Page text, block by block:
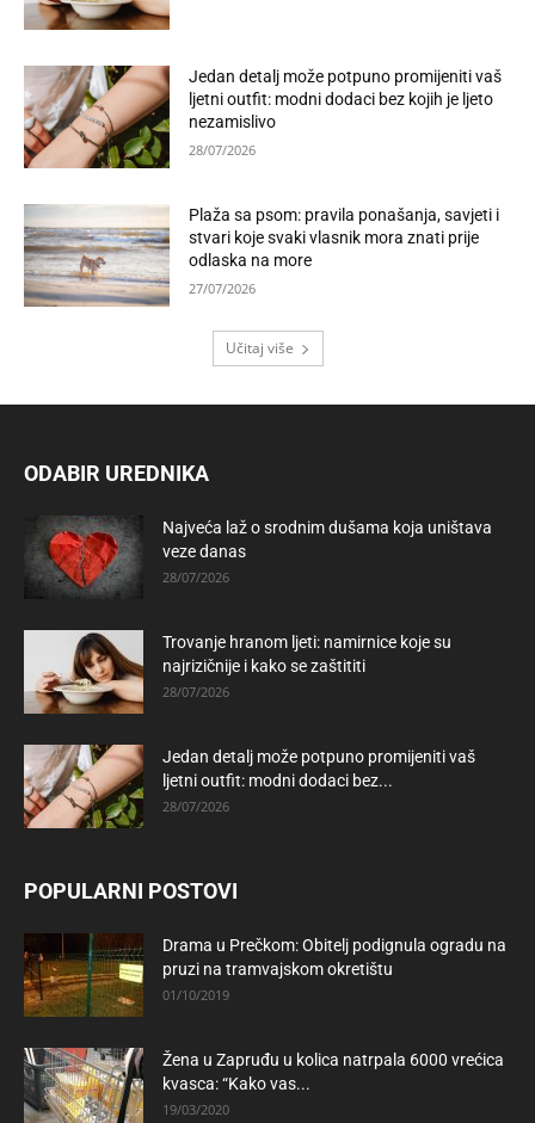
Jedan detalj može potpuno promijeniti vaš
ljetni outfit: modni dodaci bez kojih je ljeto
nezamislivo
28/07/2026
Plaža sa psom: pravila ponašanja, savjeti i
stvari koje svaki vlasnik mora znati prije
odlaska na more
27/07/2026
Učitaj više
ODABIR UREDNIKA
Najveća laž o srodnim dušama koja uništava
veze danas
28/07/2026
Trovanje hranom ljeti: namirnice koje su
najrizičnije i kako se zaštititi
28/07/2026
Jedan detalj može potpuno promijeniti vaš
ljetni outfit: modni dodaci bez...
28/07/2026
POPULARNI POSTOVI
Drama u Prečkom: Obitelj podignula ogradu na
pruzi na tramvajskom okretištu
01/10/2019
Žena u Zapruđu u kolica natrpala 6000 vrećica
kvasca: “Kako vas...
19/03/2020